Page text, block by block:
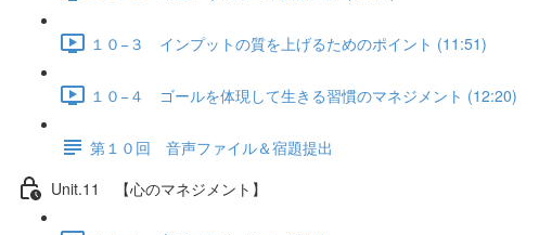
１０−３ インプットの質を上げるためのポイント (11:51)
１０−４ ゴールを体現して生きる習慣のマネジメント (12:20)
第１０回 音声ファイル＆宿題提出
Unit.11 【心のマネジメント】